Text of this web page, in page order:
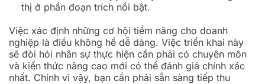
thị ở phần đoạn trích nổi bật.
Việc xác định những cơ hội tiềm năng cho doanh
nghiệp là điều không hề dễ dàng. Việc triển khai này
sẽ đòi hỏi nhân sự thực hiện cần phải có chuyên môn
và kiến thức nâng cao mới có thể đánh giá chính xác
nhất. Chính vì vậy, bạn cần phải sẵn sàng tiếp thu